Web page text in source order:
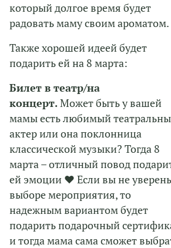
который долгое время будет
радовать маму своим ароматом.
Также хорошей идеей будет
подарить ей на 8 марта:
Билет в театр/на
концерт.Может быть у вашей
мамы есть любимый
актер или она поклонница
классической музыки? Тогда 8
марта – отличный повод
ей эмоции ❤ Если вы не
выборе мероприятия, то
надежным вариантом будет
подарить подарочный
и тогда мама сама сможет